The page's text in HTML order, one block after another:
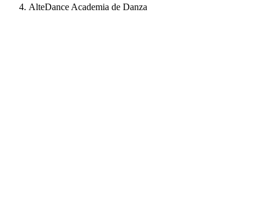
AlteDance Academia de Danza